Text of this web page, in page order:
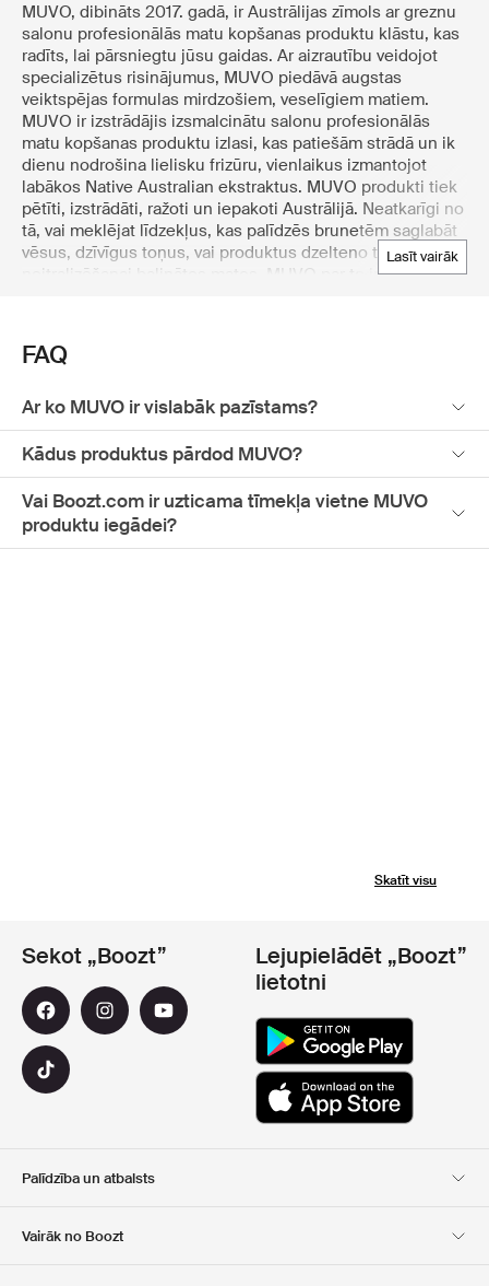
lasīt vairāk
MUVO, dibināts 2017. gadā, ir Austrālijas zīmols ar greznu
salonu profesionālās matu kopšanas produktu klāstu, kas
radīts, lai pārsniegtu jūsu gaidas. Ar aizrautību veidojot
specializētus risinājumus, MUVO piedāvā augstas
veiktspējas formulas mirdzošiem, veselīgiem matiem.
MUVO ir izstrādājis izsmalcinātu salonu profesionālās
matu kopšanas produktu izlasi, kas patiešām strādā un ik
dienu nodrošina lielisku frizūru, vienlaikus izmantojot
labākos Native Australian ekstraktus. MUVO produkti tiek
pētīti, izstrādāti, ražoti un iepakoti Austrālijā. Neatkarīgi no
tā, vai meklējat līdzekļus, kas palīdzēs brunetēm saglabāt
vēsus, dzīvīgus toņus, vai produktus dzelteno toņu
neitralizēšanai balinātos matos, MUVO par to ir
kopšanas produktu klāstu no MUVO. Iepērkoties šajā
Ziemeļvalstu tiešsaistes universālveikalā, varat būt droši,
matu kopšanas vajadzībai.
FAQ
Ar ko MUVO ir vislabāk pazīstams?
Kādus produktus pārdod MUVO?
Vai Boozt.com ir uzticama tīmekļa vietne MUVO
produktu iegādei?
Skatīt visu
Palīdzība un atbalsts
Vairāk no Boozt
Sekot „Boozt”
Lejupielādēt „Boozt”
lietotni